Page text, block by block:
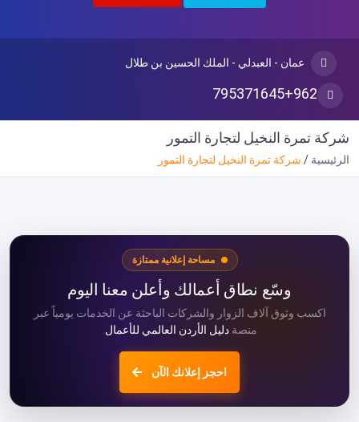
عمان - العبدلي - الملك الحسين بن طلال
795371645+962
شركة تمرة النخيل لتجارة التمور
الرئيسية شركة تمرة النخيل لتجارة التمور
مساحة إعلانية ممتازة
وسّع نطاق أعمالك وأعلن معنا اليوم
اكسب وثوق آلاف الزوار والشركات الباحثة عن الخدمات يومياً عبر
منصةدليل الأردن العالمي للأعمال
احجز إعلانك الآن